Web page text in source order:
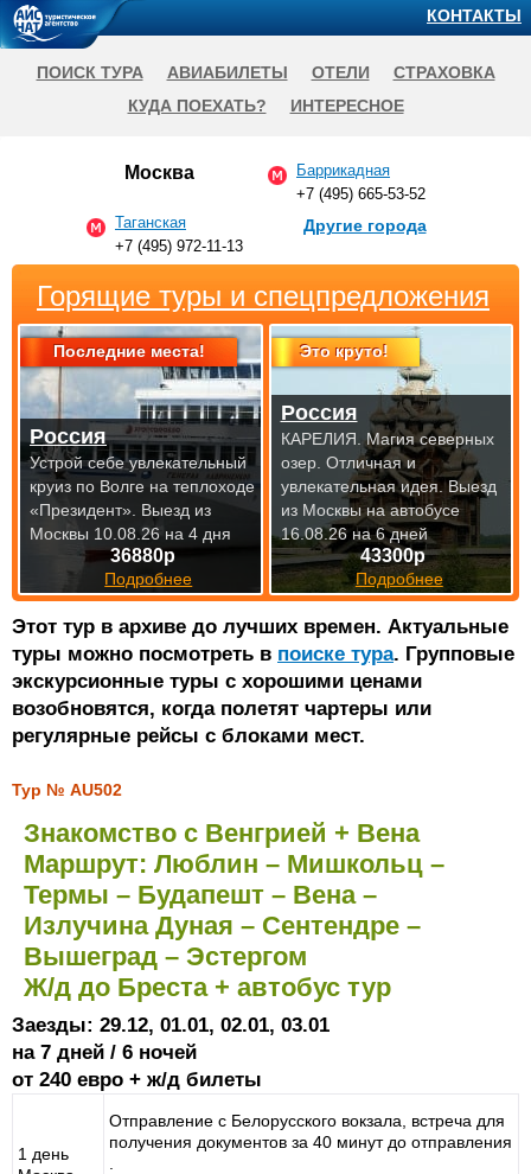
Этот тур в архиве до лучших времен. Актуальные
туры можно посмотреть в поиске тура. Групповые
экскурсионные туры с хорошими ценами
возобновятся, когда полетят чартеры или
регулярные рейсы с блоками мест.
Тур № AU502
Знакомство с Венгрией + Вена
Маршрут: Люблин – Мишкольц –
Термы – Будапешт – Вена –
Излучина Дуная – Сентендре –
Вышеград – Эстергом
Ж/д до Бреста + автобус тур
Заезды: 29.12, 01.01, 02.01, 03.01
на 7 дней / 6 ночей
от 240 евро + ж/д билеты
1 день
Отправление с Белорусского вокзала, встреча для
получения документов за 40 минут до отправления
Горящие туры и спецпредложения
Последние места!
36880р
Подробнее
Россия
Устрой себе увлекательный
круиз по Волге на теплоходе
«Президент». Выезд из
Москвы 10.08.26 на 4 дня
Это круто!
43300р
Подробнее
Россия
КАРЕЛИЯ. Магия северных
озер. Отличная и
увлекательная идея.Выезд
из Москвы на автобусе
16.08.26 на 6 дней
Москва
Баррикадная
+7 (495) 665-53-52
Таганская
+7 (495) 972-11-13
Другие города
КОНТАКТЫ
ПОИСК ТУРА АВИАБИЛЕТЫ ОТЕЛИ
СТРАХОВКА
КУДА ПОЕХАТЬ?
ИНТЕРЕСНОЕ